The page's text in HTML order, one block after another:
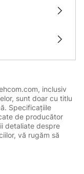
inclusiv
sunt doar cu titlu
Specificațiile
de producător
detaliate despre
vă rugăm să